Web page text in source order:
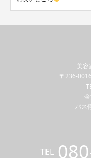
美容
〒236-
バス
TEL